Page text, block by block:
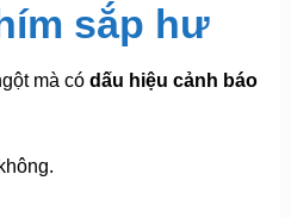
sắp hư
mà có dấu hiệu cảnh báo